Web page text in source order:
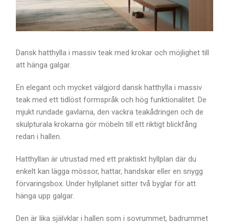
Dansk hatthylla i massiv teak med krokar och möjlighet till
att hänga galgar.
En elegant och mycket välgjord dansk hatthylla i massiv
teak med ett tidlöst formspråk och hög funktionalitet. De
mjukt rundade gavlarna, den vackra teakådringen och de
skulpturala krokarna gör möbeln till ett riktigt blickfång
redan i hallen.
Hatthyllan är utrustad med ett praktiskt hyllplan där du
enkelt kan lägga mössor, hattar, handskar eller en snygg
förvaringsbox. Under hyllplanet sitter två byglar för att
hänga upp galgar.
Den är lika självklar i hallen som i sovrummet, badrummet